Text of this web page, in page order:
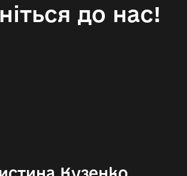
до нас!